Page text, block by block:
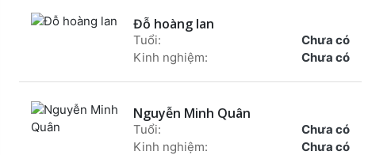
Đỗ hoàng lan
Tuổi:
Chưa có
Kinh nghiệm:
Chưa có
Nguyễn Minh Quân
Tuổi:
Chưa có
Kinh nghiệm:
Chưa có